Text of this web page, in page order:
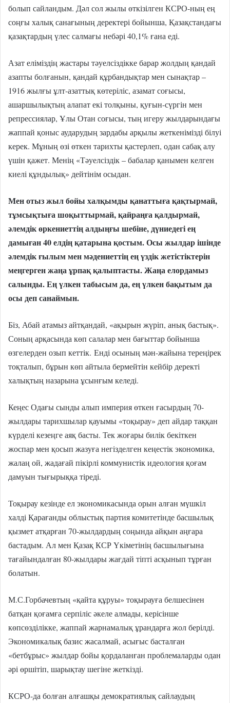
болып сайландым. Дәл сол жылы өткізілген КСРО-ның ең
соңғы халық санағының деректері бойынша, Қазақстандағы
қазақтардың үлес салмағы небәрі 40,1% ғана еді.
Азат еліміздің жастары тәуелсіздікке барар жолдың қандай
азапты болғанын, қандай құрбандықтар мен сынақтар –
1916 жылғы ұлт-азаттық көтеріліс, азамат соғысы,
ашаршылықтың алапат екі толқыны, қуғын-сүргін мен
репрессиялар, Ұлы Отан соғысы, тың игеру жылдарындағы
жаппай қоныс аударудың зардабы арқылы жеткенімізді білуі
керек. Мұның өзі өткен тарихты қастерлеп, одан сабақ алу
үшін қажет. Менің «Тәуелсіздік – бабалар қанымен келген
киелі құндылық» дейтінім осыдан.
Мен отыз жыл бойы халқымды қанаттыға қақтырмай,
тұмсықтыға шоқыттырмай, қайраңға қалдырмай,
әлемдік өркениеттің алдыңғы шебіне, дүниедегі ең
дамыған 40 елдің қатарына қостым. Осы жылдар ішінде
әлемдік ғылым мен мәдениеттің ең үздік жетістіктерін
меңгерген жаңа ұрпақ қалыптасты. Жаңа елордамыз
салынды. Ең үлкен табысым да, ең үлкен бақытым да
осы деп санаймын.
Біз, Абай атамыз айтқандай, «ақырын жүріп, анық бастық».
Соның арқасында көп салалар мен бағыттар бойынша
өзгелерден озып кеттік. Енді осының мән-жайына тереңірек
тоқталып, бұрын көп айтыла бермейтін кейбір деректі
халықтың назарына ұсынғым келеді.
Кеңес Одағы сынды алып империя өткен ғасырдың 70-
жылдары тарихшылар қауымы «тоқырау» деп айдар таққан
күрделі кезеңге аяқ басты. Тек жоғары билік бекіткен
жоспар мен қосып жазуға негізделген кеңестік экономика,
жалаң ой, жадағай пікірлі коммунистік идеология қоғам
дамуын тығырыққа тіреді.
Тоқырау кезінде ел экономикасында орын алған мүшкіл
халді Қарағанды облыстық партия комитетінде басшылық
қызмет атқарған 70-жылдардың соңында айқын аңғара
бастадым. Ал мен Қазақ КСР Үкіметінің басшылығына
тағайындалған 80-жылдары жағдай тіпті асқынып тұрған
болатын.
М.С.Горбачевтың «қайта құруы» тоқырауға белшесінен
батқан қоғамға серпіліс әкеле алмады, керісінше
көпсөзділікке, жаппай жарнамалық ұрандарға жол берілді.
Экономикалық базис жасалмай, асығыс басталған
«бетбұрыс» жылдар бойы қордаланған проблемаларды одан
әрі өршітіп, шарықтау шегіне жеткізді.
КСРО-да болған алғашқы демократиялық сайлаудың